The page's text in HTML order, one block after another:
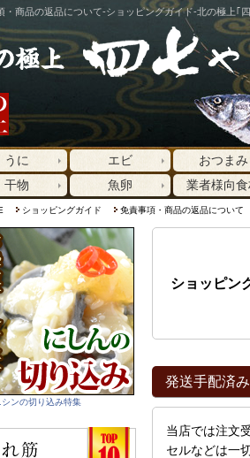
・商品の返品について-ショッピングガイド-北の極上｢
うに エビ おつまみ
干物
魚卵 業者様向
ショッピングガイド 免責事項・商品の返品について
ショッピン
発送手配済
当店では注文
セルなどは一
シンの切り込み特集